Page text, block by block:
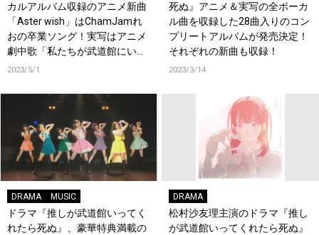
カルアルバム収録のアニメ新曲
「Aster wish」はChamJamれ
おの卒業ソング！実写はアニメ
劇中歌「私たちが武道館にいっ
たら」を新たにカバー！そして
からコメント到着！
2023/5/1
死ぬ』アニメ＆実写の全ボーカ
ル曲を収録した28曲入りのコン
プリートアルバムが発売決定！
それぞれの新曲も収録！
2023/3/14
DRAMA MUSIC
ドラマ『推しが武道館いってく
れたら死ぬ』、豪華特典満載の
DRAMA
松村沙友理主演のドラマ『推し
が武道館いってくれたら死ぬ』